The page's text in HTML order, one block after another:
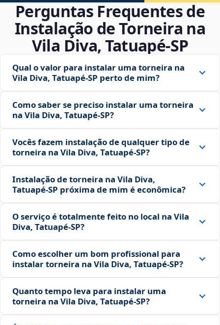
Perguntas Frequentes de
Instalação de Torneira na
Vila Diva, Tatuapé‑SP
Qual o valor para instalar uma torneira na
Vila Diva, Tatuapé‑SP perto de mim?
Como saber se preciso instalar uma torneira
na Vila Diva, Tatuapé‑SP?
Vocês fazem instalação de qualquer tipo de
torneira na Vila Diva, Tatuapé‑SP?
Instalação de torneira na Vila Diva,
Tatuapé‑SP próxima de mim é econômica?
O serviço é totalmente feito no local na Vila
Diva, Tatuapé‑SP?
Como escolher um bom profissional para
instalar torneira na Vila Diva, Tatuapé‑SP?
Quanto tempo leva para instalar uma
torneira na Vila Diva, Tatuapé‑SP?